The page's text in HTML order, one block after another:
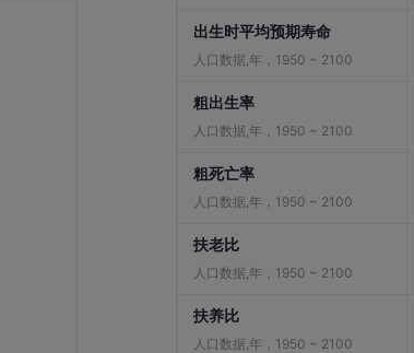
出生时平均预期寿命
人口数据,年，1950 ~ 2100
粗出生率
人口数据,年，1950 ~ 2100
粗死亡率
人口数据,年，1950 ~ 2100
扶老比
人口数据,年，1950 ~ 2100
扶养比
人口数据,年，1950 ~ 2100